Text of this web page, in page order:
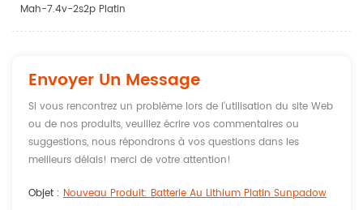
Mah-7.4v-2s2p Platin
Envoyer Un Message
Si vous rencontrez un problème lors de l'utilisation du site Web
ou de nos produits, veuillez écrire vos commentaires ou
suggestions, nous répondrons à vos questions dans les
meilleurs délais! merci de votre attention!
Objet : Nouveau Produit: Batterie Au Lithium Platin Sunpadow